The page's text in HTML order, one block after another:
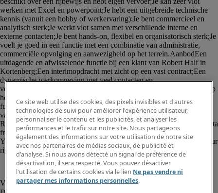
Ce site web utilise des cookies, des pixels invisibles et d'autres
technologies de suivi pour améliorer l'expérience utilisateur,
personnaliser le contenu et les publicités, et analyser les
performances et le trafic sur notre site. Nous partageons
également des informations sur votre utilisation de notre site
avec nos partenaires de médias sociaux, de publicité et
d'analyse. Si nous avons détecté un signal de préférence de
désactivation, il sera respecté. Vous pouvez désactiver
l'utilisation de certains cookies via le lien Ne pas vendre ni
partager mes informations personnelles.